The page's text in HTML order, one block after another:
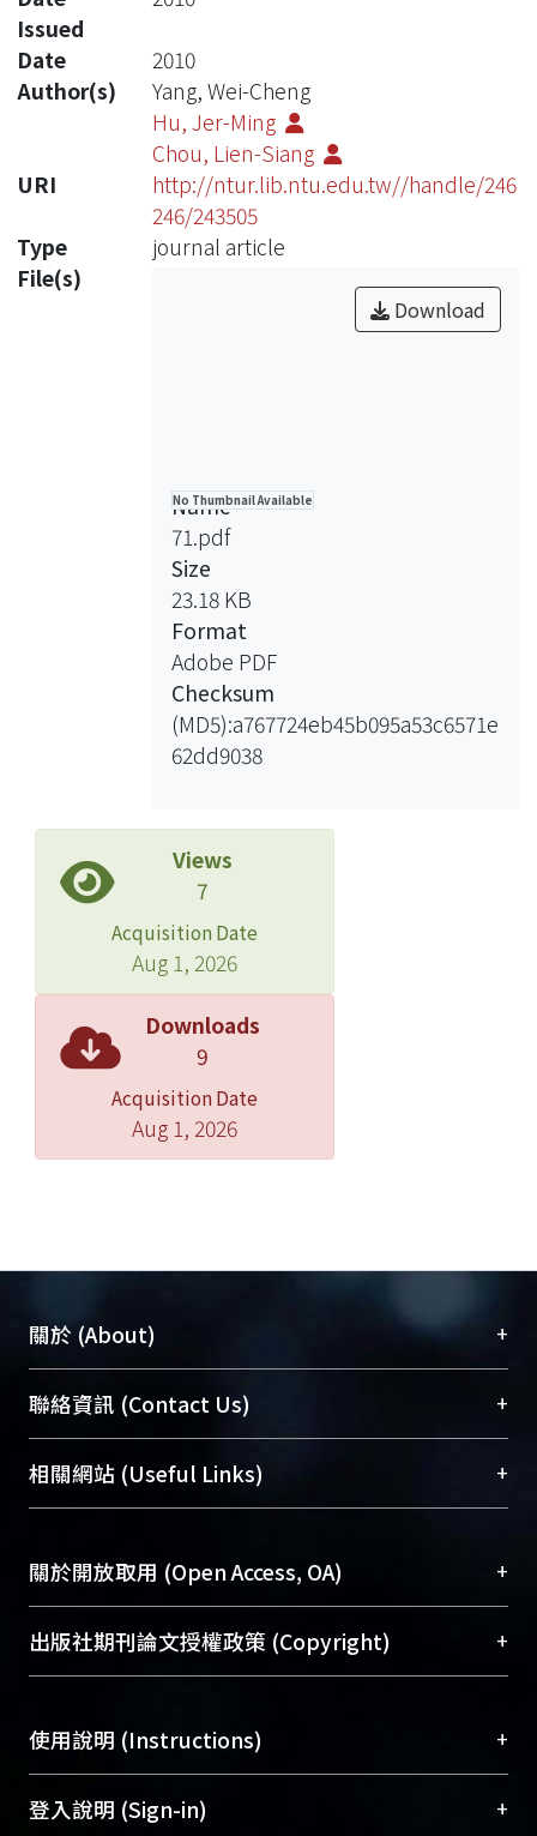
Issued
Date
2010
Author(s)
Yang, Wei-Cheng
Hu, Jer-Ming
Chou, Lien-Siang
URI
http://ntur.lib.ntu.edu.tw//handle/246
246/243505
Type
journal article
File(s)
No Thumbnail Available
Download
Name
71.pdf
Size
23.18 KB
Format
Adobe PDF
Checksum
(MD5):a767724eb45b095a53c6571e
62dd9038
Views
7
Acquisition Date
Aug 1, 2026
Downloads
9
Acquisition Date
Aug 1, 2026
關於 (About) +
臺大位居世界頂尖大學之列，為永久珍藏及向國際
展現本校豐碩的研究成果及學術能量，圖書館整合
機構典藏（NTUR）與學術庫（AH）不同功能平
台，成為臺大學術典藏NTU scholars。期能整合研
成果。
To permanently archive and promote researcher
profiles and scholarly works, Library integrates the
services of “NTU Repository” with “Academic
聯絡資訊 (Contact Us) +
總館學科館員(Main Library)
醫學圖書館學科館員(Medical Library)
Sciences Library)
相關網站 (Useful Links) +
關於開放取用 (Open Access, OA) +
開放取用是從使用者角度提升資訊取用性的社會運
動，應用在學術研究上是透過將研究著作公開供使
用逐年攀升。同時可加速研究發展、提升研究影響
Archive）平台。 （點選深入了解OA）
出版社期刊論文授權政策 (Copyright) +
含部分內容的版權非匯入者所有，或由第三方贊
助與合作完成，請確認該版權所有者及第三方同
意提供此授權。
使用說明 (Instructions) +
網站簡介(Quickstart Guide)
登入說明 (Sign-in) +